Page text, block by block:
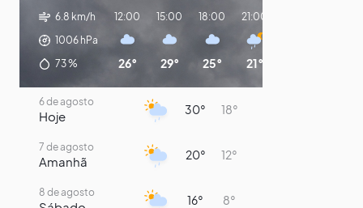
6.8 km/h
1006 hPa
73%
12:00
26°
15:00
29°
18:00
25°
21:00
21°
6 de agosto
Hoje 30° 18°
7 de agosto
Amanhã 20° 12°
8 de agosto
16° 8°